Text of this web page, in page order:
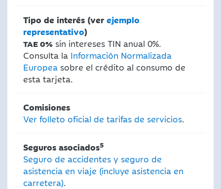
Tipo de interés (ver ejemplo
representativo)
TAE 0% sin intereses TIN anual 0%.
Consulta la Información Normalizada
Europea sobre el crédito al consumo de
esta tarjeta.
Comisiones
Ver folleto oficial de tarifas de servicios.
Seguros asociados5
Seguro de accidentes y seguro de
asistencia en viaje (incluye asistencia en
carretera).